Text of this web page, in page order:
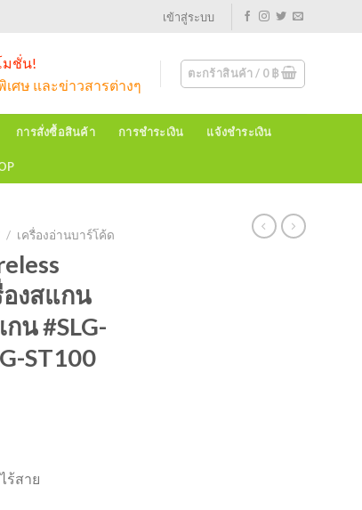
เข้าสู่ระบบ
มชั่น!
เศษ และข่าวสารต่างๆ
ตะกร้าสินค้า / 0฿
การสั่งซื้อสินค้า การชำระเงิน แจ้งชำระเงิน
/ เครื่องอ่านบาร์โค้ด
องสแกน
น #SLG-
ST100
ร้สาย